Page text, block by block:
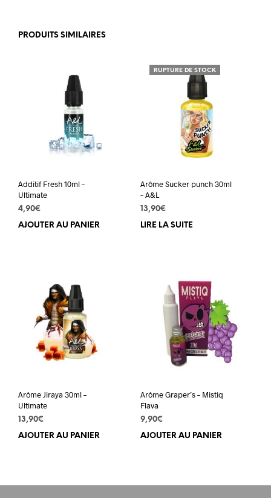
PRODUITS SIMILAIRES
Additif Fresh 10ml –
Ultimate
4,90€
AJOUTER AU PANIER
RUPTURE DE STOCK
Arôme Sucker punch 30ml
– A&L
13,90€
LIRE LA SUITE
Arôme Jiraya 30ml –
Ultimate
13,90€
AJOUTER AU PANIER
Arôme Graper’s – Mistiq
Flava
9,90€
AJOUTER AU PANIER